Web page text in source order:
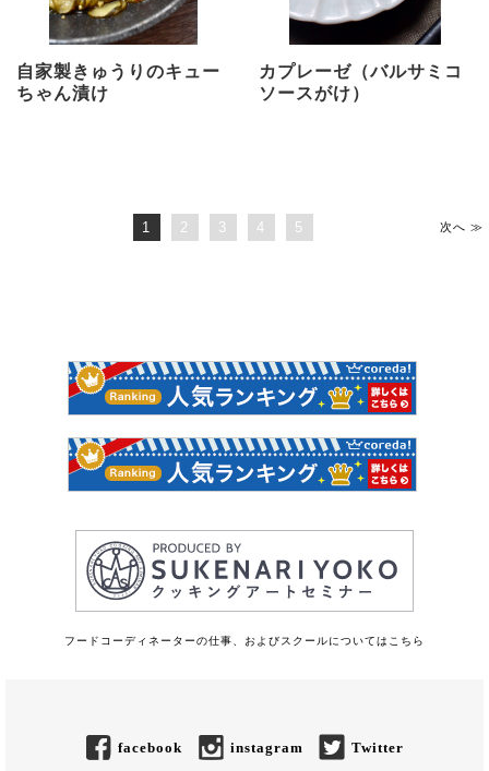
自家製きゅうりのキュー
ちゃん漬け
カプレーゼ（バルサミコ
ソースがけ）
1 2 3 4 5 次へ ≫
フードコーディネーターの仕事、およびスクールについてはこちら
facebook instagram Twitter